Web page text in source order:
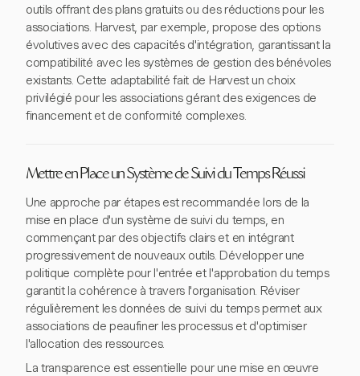
outils offrant des plans gratuits ou des réductions pour les
associations. Harvest, par exemple, propose des options
évolutives avec des capacités d'intégration, garantissant la
compatibilité avec les systèmes de gestion des bénévoles
existants. Cette adaptabilité fait de Harvest un choix
privilégié pour les associations gérant des exigences de
financement et de conformité complexes.
Mettre en Place un Système de Suivi du Temps Réussi
Une approche par étapes est recommandée lors de la
mise en place d'un système de suivi du temps, en
commençant par des objectifs clairs et en intégrant
progressivement de nouveaux outils. Développer une
politique complète pour l'entrée et l'approbation du temps
garantit la cohérence à travers l'organisation. Réviser
régulièrement les données de suivi du temps permet aux
associations de peaufiner les processus et d'optimiser
l'allocation des ressources.
La transparence est essentielle pour une mise en œuvre